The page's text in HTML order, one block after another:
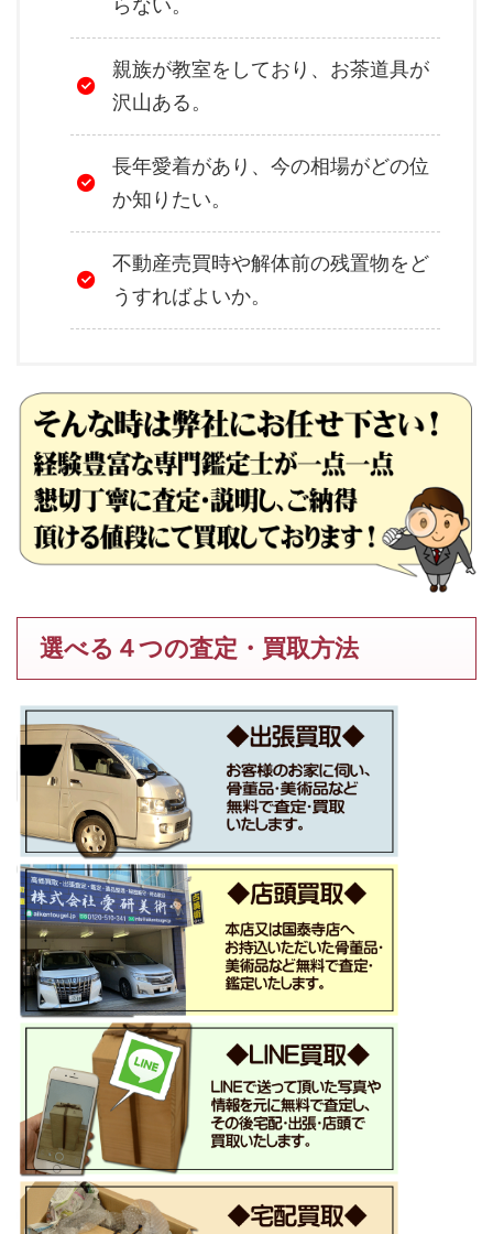
らない。
親族が教室をしており、お茶道具が
沢山ある。
長年愛着があり、今の相場がどの位
か知りたい。
不動産売買時や解体前の残置物をど
うすればよいか。
選べる４つの査定・買取方法